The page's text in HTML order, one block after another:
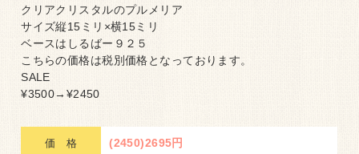
クリアクリスタルのプルメリア
サイズ縦15ミリ×横15ミリ
ベースはしるばー９２５
こちらの価格は税別価格となっております。
SALE
¥3500→¥2450
価 格 (2450)2695円